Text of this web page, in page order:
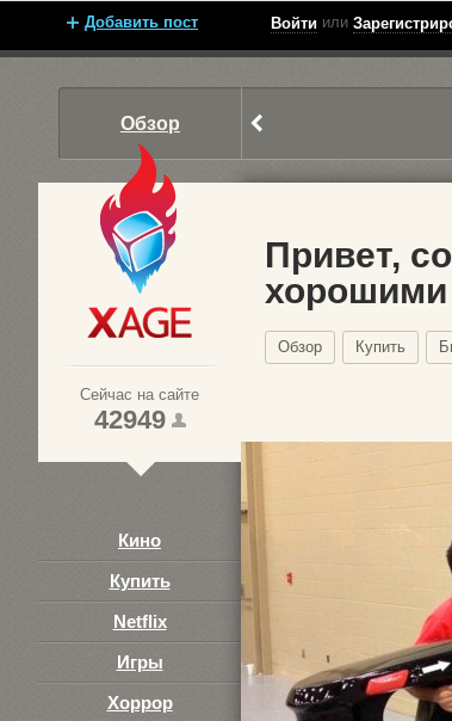
Добавить пост Войти или
Обзор
Сейчас на сайте
42949
Кино
Купить
Netflix
Игры
Хоррор
Привет,
хорошими
Обзор Купить